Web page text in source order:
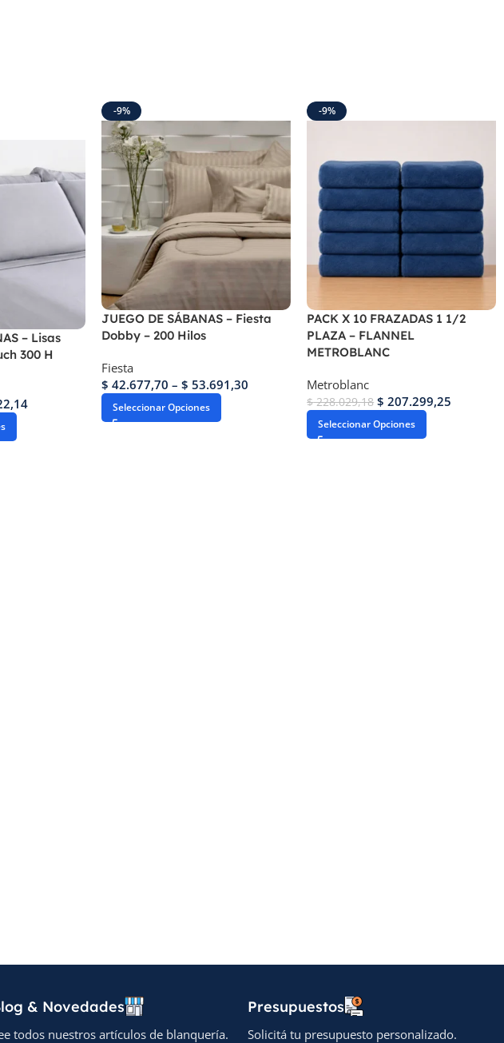
– Lisas
300 H
-9%
JUEGO DE SÁBANAS – Fiesta
Dobby – 200 Hilos
Fiesta
$ 42.677,70 – $ 53.691,30
Seleccionar Opciones
-9%
PACK X 10 FRAZADAS 1 1/2
PLAZA – FLANNEL
METROBLANC
Metroblanc
$228.029,18 $ 207.299,25
Seleccionar Opciones
& Novedades
todos nuestros artículos de blanquería.
Presupuestos
Solicitá tu presupuesto personalizado.